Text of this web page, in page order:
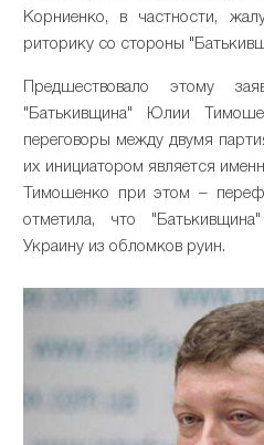
Корниенко, в частности,
риторику со стороны
Предшествовало этому
"Батькивщина" Юлии
переговоры между двумя
их инициатором является
Тимошенко при этом –
отметила, что
Украину из обломков руин.